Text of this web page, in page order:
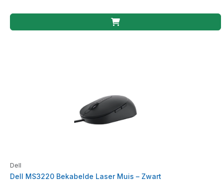
Dell
Dell MS3220 Bekabelde Laser Muis – Zwart